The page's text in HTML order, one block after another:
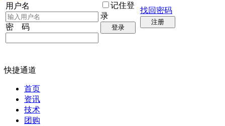
用户名
密 码
记住登
录
登录
找回密码
注册
快捷通道
首页
资讯
技术
团购